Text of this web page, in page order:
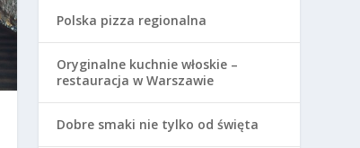
Polska pizza regionalna
Oryginalne kuchnie włoskie –
restauracja w Warszawie
Dobre smaki nie tylko od święta